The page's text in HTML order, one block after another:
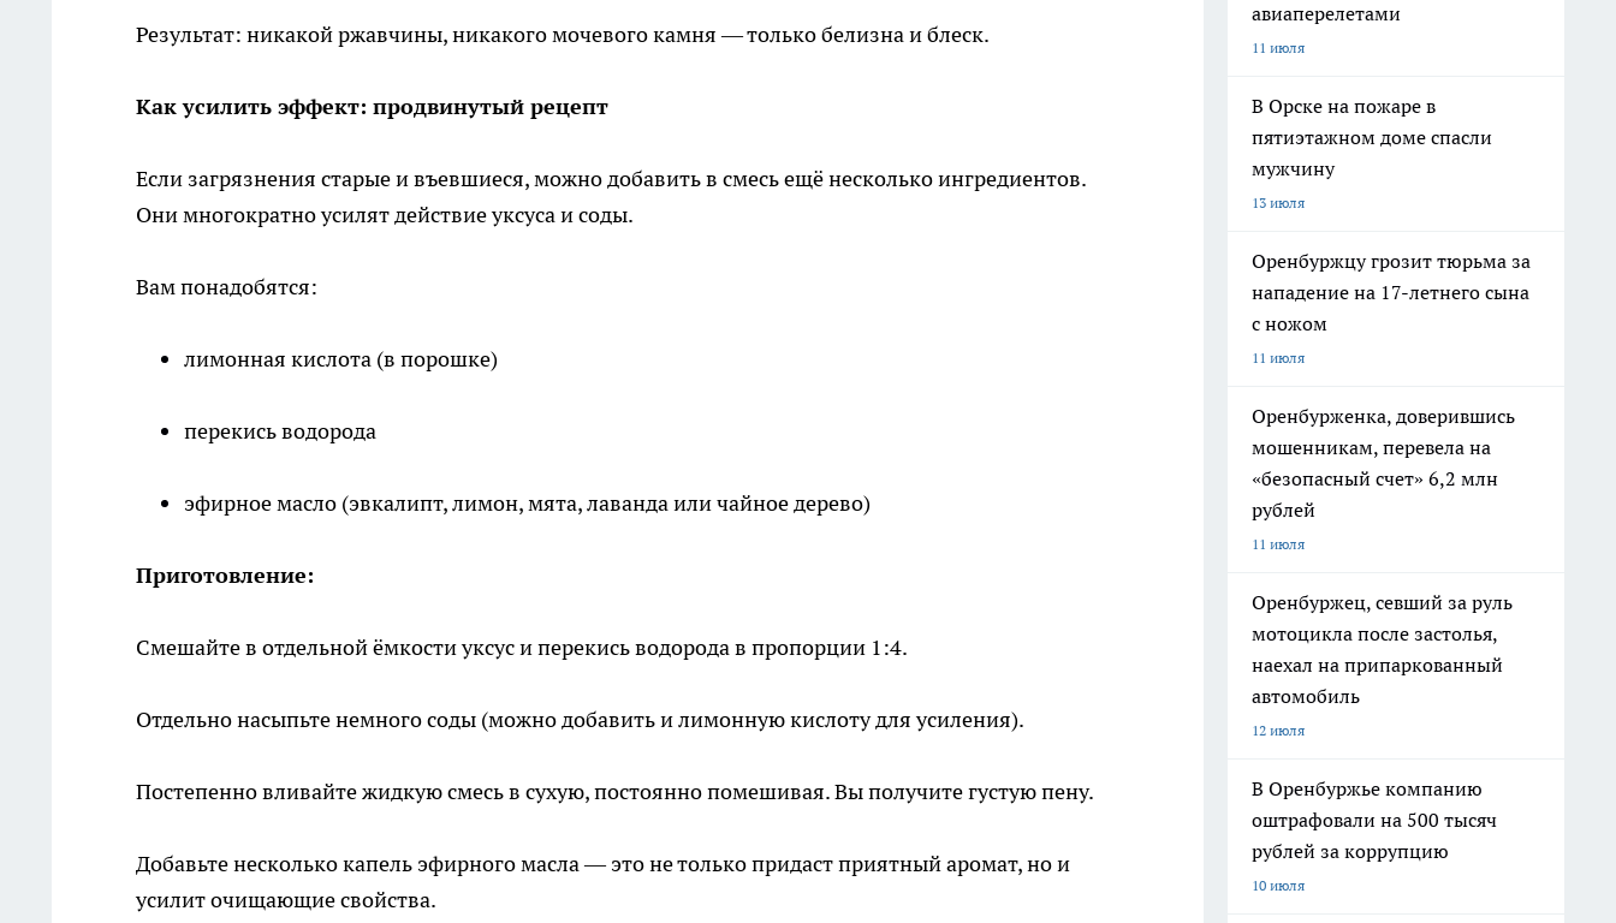
Результат: никакой ржавчины, никакого мочевого камня — только белизна и блеск.
Как усилить эффект: продвинутый рецепт
Если загрязнения старые и въевшиеся, можно добавить в смесь ещё несколько ингредиентов.
Они многократно усилят действие уксуса и соды.
Вам понадобятся:
лимонная кислота (в порошке)
перекись водорода
эфирное масло (эвкалипт, лимон, мята, лаванда или чайное дерево)
Приготовление:
Смешайте в отдельной ёмкости уксус и перекись водорода в пропорции 1:4.
Отдельно насыпьте немного соды (можно добавить и лимонную кислоту для усиления).
Постепенно вливайте жидкую смесь в сухую, постоянно помешивая. Вы получите густую пену.
Добавьте несколько капель эфирного масла — это не только придаст приятный аромат, но и
усилит очищающие свойства.
авиаперелетами
11 июля
В Орске на пожаре в
пятиэтажном доме спасли
мужчину
13 июля
Оренбуржцу грозит тюрьма за
нападение на 17-летнего сына
с ножом
11 июля
Оренбурженка, доверившись
мошенникам, перевела на
«безопасный счет» 6,2 млн
рублей
11 июля
Оренбуржец, севший за руль
мотоцикла после застолья,
наехал на припаркованный
автомобиль
12 июля
В Оренбуржье компанию
оштрафовали на 500 тысяч
рублей за коррупцию
10 июля